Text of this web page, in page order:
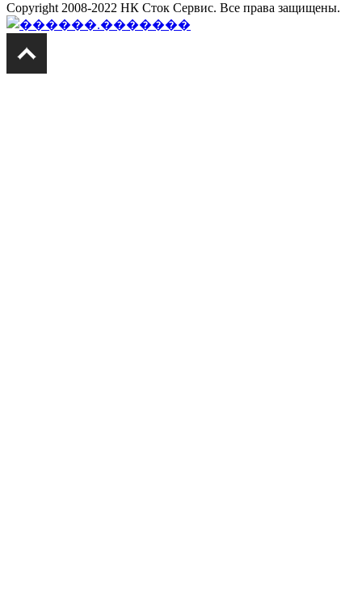
Copyright 2008-2022 НК Сток Сервис. Все права защищены.